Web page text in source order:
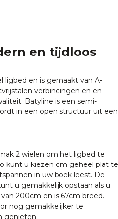
en tijdloos
ligbed en is gemaakt van A-
verbindingen en en
Batyline is een semi-
in een open structuur uit een
2 wielen om het ligbed te
kunt u kiezen om geheel plat te
in uw boek leest. De
u gemakkelijk opstaan als u
200cm en is 67cm breed.
nog gemakkelijker te
genieten.